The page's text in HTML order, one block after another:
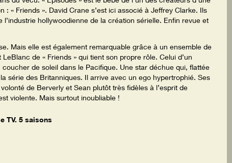
: « Friends ». David Crane s’est ici associé à Jeffrey Clarke. Ils
hollywoodienne de la création sérielle. Enfin revue et
Mais elle est également remarquable grâce à un ensemble de
de « Friends » qui tient son propre rôle. Celui d’un
de soleil dans le Pacifique. Une star déchue qui, flattée
série des Britanniques. Il arrive avec un ego hypertrophié. Ses
de Berverly et Sean plutôt très fidèles à l’esprit de
violente. Mais surtout inoubliable !
TV. 5 saisons